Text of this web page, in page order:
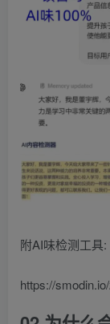
附AI味检测工具:
https://